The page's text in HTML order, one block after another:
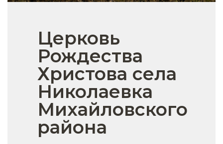
Церковь
Рождества
Христова села
Николаевка
Михайловского
района